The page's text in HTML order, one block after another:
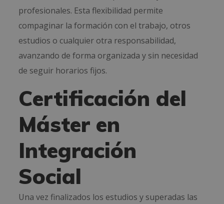
profesionales. Esta flexibilidad permite
compaginar la formación con el trabajo, otros
estudios o cualquier otra responsabilidad,
avanzando de forma organizada y sin necesidad
de seguir horarios fijos.
Certificación del
Máster en
Integración
Social
Una vez finalizados los estudios y superadas las